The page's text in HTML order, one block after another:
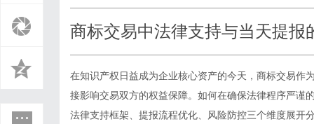
›
商标交易中法律支持与当天提报
在知识产权日益成为企业核心资产的今天， 商标交易作
接影响交易双方的权益保障。如何在确保法律程序严谨
法律支持框架、提报流程优化、风险防控三个维度展开